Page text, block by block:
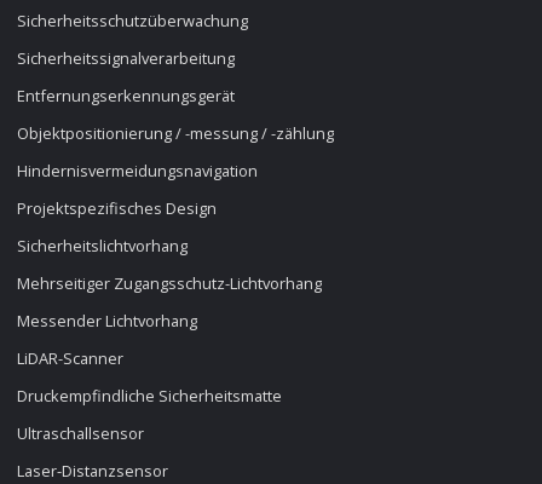
Sicherheitsschutzüberwachung
Sicherheitssignalverarbeitung
Entfernungserkennungsgerät
Objektpositionierung / -messung / -zählung
Hindernisvermeidungsnavigation
Projektspezifisches Design
Sicherheitslichtvorhang
Mehrseitiger Zugangsschutz-Lichtvorhang
Messender Lichtvorhang
LiDAR-Scanner
Druckempfindliche Sicherheitsmatte
Ultraschallsensor
Laser-Distanzsensor